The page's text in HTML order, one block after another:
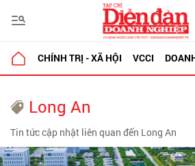
CHÍNH TRỊ - XÃ HỘI VCCI
Long An
Tin tức cập nhật liên quan đến Long An